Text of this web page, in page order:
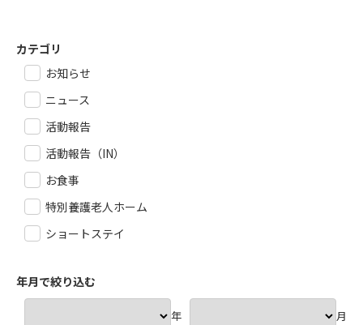
カテゴリ
お知らせ
ニュース
活動報告
活動報告（IN）
お食事
特別養護老人ホーム
ショートステイ
年月で絞り込む
年 月